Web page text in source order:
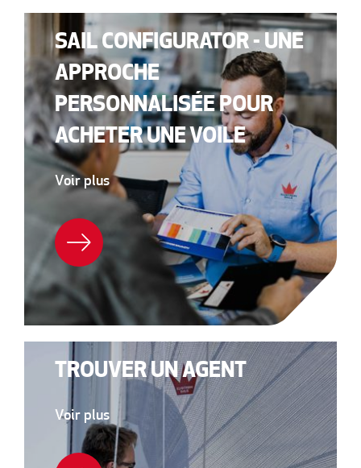
SAIL CONFIGURATOR - UNE
APPROCHE
PERSONNALISÉE POUR
ACHETER UNE VOILE
Voir plus
TROUVER UN AGENT
Voir plus